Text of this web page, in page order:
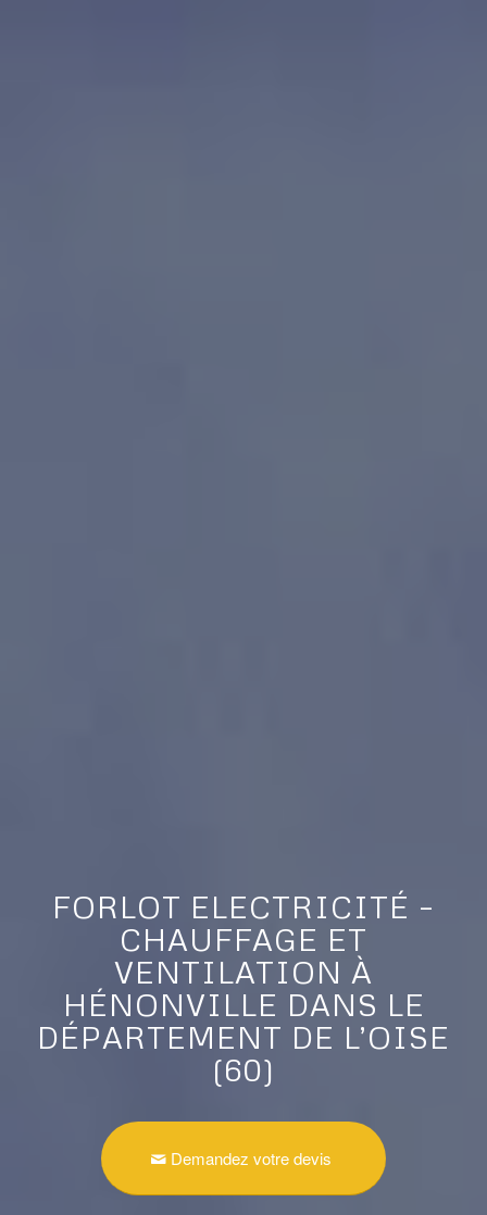
FORLOT ELECTRICITÉ –
CHAUFFAGE ET
VENTILATION À
HÉNONVILLE DANS LE
DÉPARTEMENT DE L’OISE
(60)
Demandez votre devis